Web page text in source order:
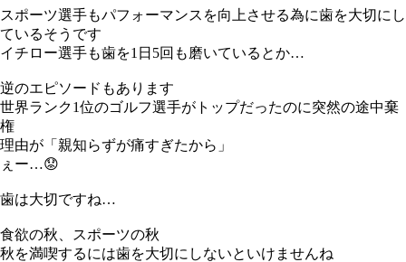
スポーツ選手もパフォーマンスを向上させる為に歯を大切にし
ているそうです
イチロー選手も歯を1日5回も磨いているとか…
逆のエピソードもあります
世界ランク1位のゴルフ選手がトップだったのに突然の途中棄
権
理由が「親知らずが痛すぎたから」
ぇー…😟
歯は大切ですね…
食欲の秋、スポーツの秋
秋を満喫するには歯を大切にしないといけませんね